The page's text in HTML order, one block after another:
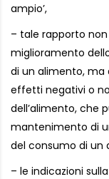
ampio’,
– tale rapporto
miglioramento
di un alimento, ma
effetti negativi o
dell’alimento, che
mantenimento di
del consumo di un
– le indicazioni